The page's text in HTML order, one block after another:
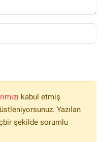
kabul etmiş
Yazılan
şekilde sorumlu